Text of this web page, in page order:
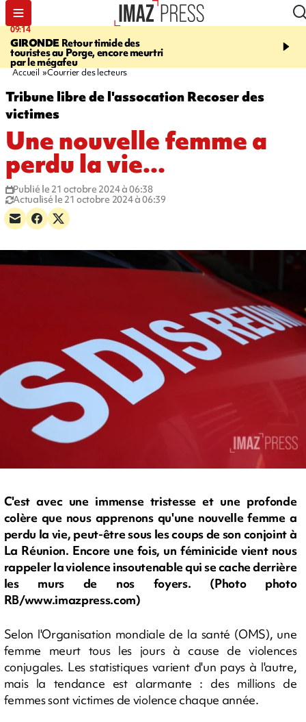
09:14
GIRONDE Retour timide des
touristes au Porge, encore meurtri
par le mégafeu
13:09
Des
font cinq morts en
Accueil Courrier des lecteurs
Tribune libre de l'assocation Recoser des
victimes
Une nouvelle femme a
perdu la vie...
Publié le 21 octobre 2024 à 06:38
Actualisé le 21 octobre 2024 à 06:39
C'est avec une immense tristesse et une profonde
colère que nous apprenons qu'une nouvelle femme a
perdu la vie, peut-être sous les coups de son conjoint à
La Réunion. Encore une fois, un féminicide vient nous
rappeler la violence insoutenable qui se cache derrière
les murs de nos foyers. (Photo photo
RB/www.imazpress.com)
Selon l'Organisation mondiale de la santé (OMS), une
femme meurt tous les jours à cause de violences
conjugales. Les statistiques varient d'un pays à l'autre,
mais la tendance est alarmante : des millions de
femmes sont victimes de violence chaque année.